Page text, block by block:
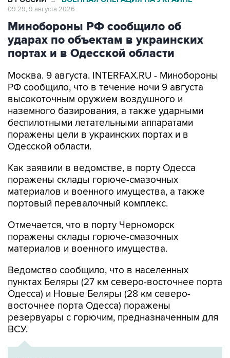
09:29, 9 августа 2026
Минобороны РФ сообщило об
ударах по объектам в украинских
портах и в Одесской области
Москва. 9 августа. INTERFAX.RU - Минобороны
РФ сообщило, что в течение ночи 9 августа
высокоточным оружием воздушного и
наземного базирования, а также ударными
беспилотными летательными аппаратами
поражены цели в украинских портах и в
Одесской области.
Как заявили в ведомстве, в порту Одесса
поражены склады горюче-смазочных
материалов и военного имущества, а также
портовый перевалочный комплекс.
Отмечается, что в порту Черноморск
поражены склады горюче-смазочных
материалов и военного имущества.
Ведомство сообщило, что в населенных
пунктах Беляры (27 км северо-восточнее порта
Одесса) и Новые Беляры (28 км северо-
восточнее порта Одесса) поражены
резервуары с горючим, предназначенным для
ВСУ.